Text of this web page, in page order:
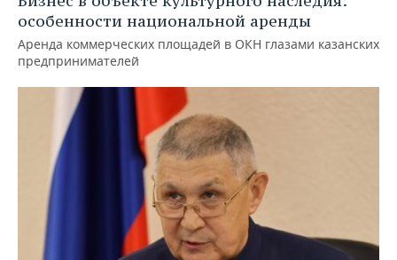
особенности национальной аренды
Аренда коммерческих площадей в ОКН глазами казанских
предпринимателей